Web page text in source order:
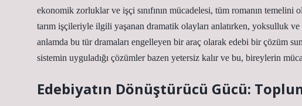
ekonomik zorluklar ve işçi sınıfının mücadelesi, tüm romanın
tarım işçileriyle ilgili yaşanan dramatik olayları anlatırken, yoksulluk
anlamda bu tür dramaları engelleyen bir araç olarak edebi bir çözüm
sistemin uyguladığı çözümler bazen yetersiz kalır ve bu, bireylerin
Edebiyatın Dönüştürücü Gücü: